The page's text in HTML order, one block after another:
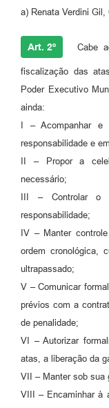
a) Renata Verdini Gil,
Art. 2º Cabe
fiscalização das
Poder Executivo
ainda:
I – Acompanhar
responsabilidade e
II – Propor a
necessário;
III – Controlar o
responsabilidade;
IV – Manter
ordem cronológica,
ultrapassado;
V – Comunicar
prévios com a
de penalidade;
VI – Autorizar
atas, a liberação da
VII – Manter sob sua
VIII – Encaminhar à